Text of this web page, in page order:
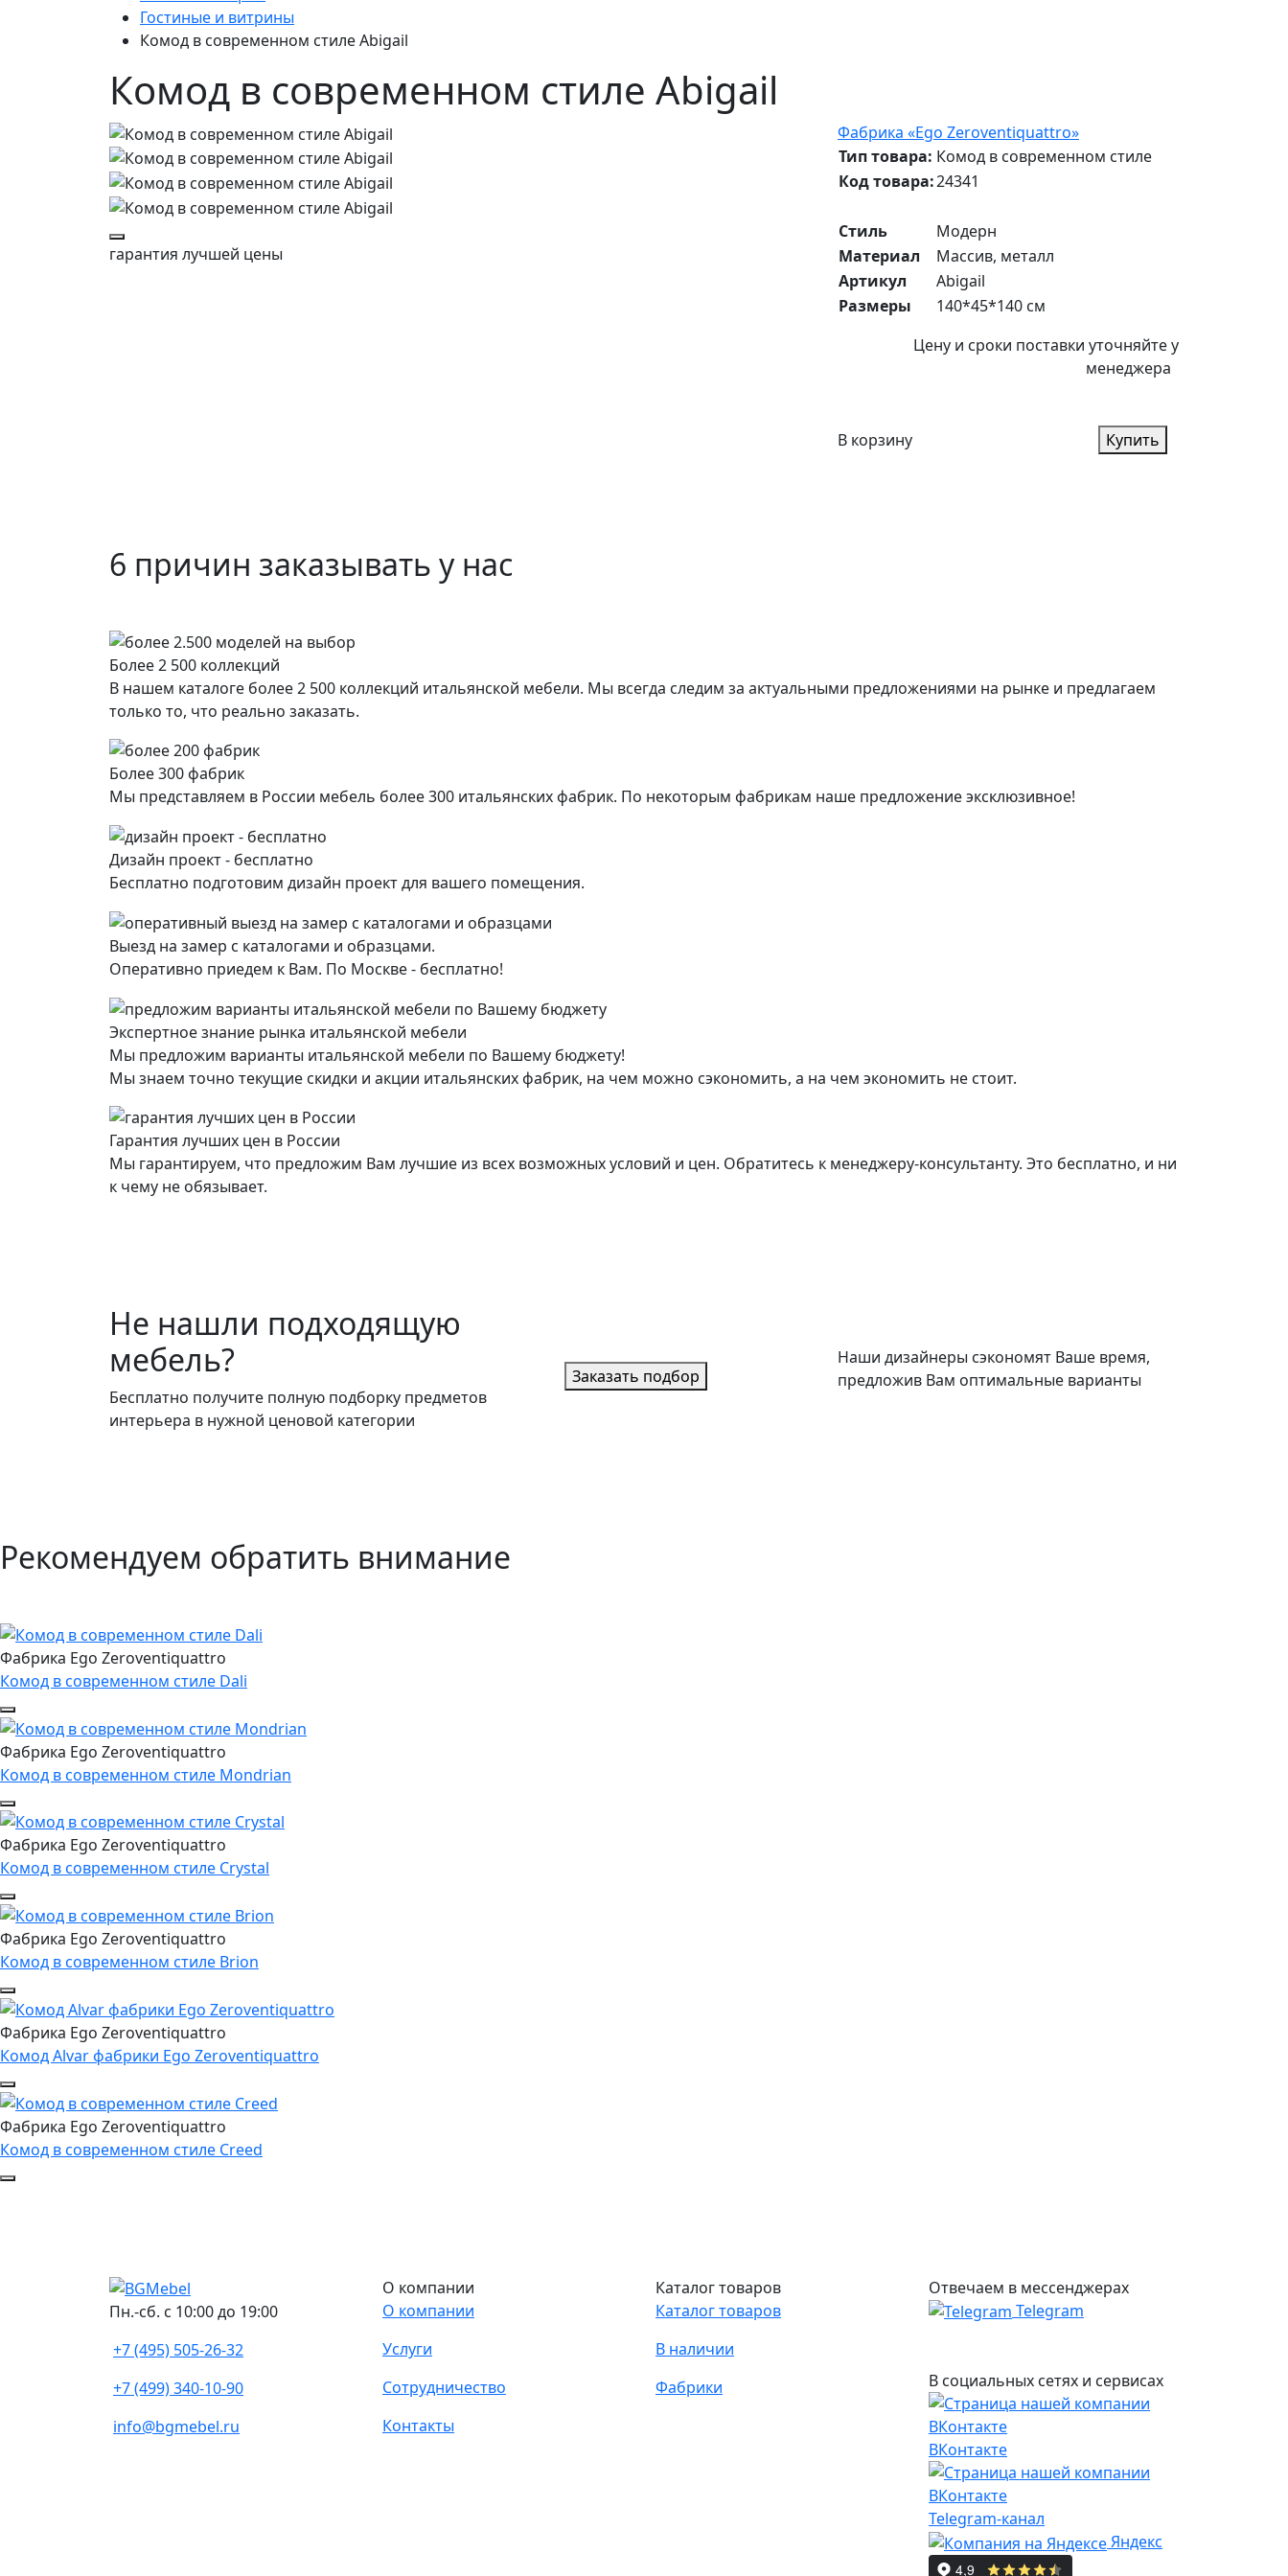
Гостиные и витрины
Комод в современном стиле Abigail
Комод в современном стиле Abigail
гарантия лучшей цены
Фабрика «Ego Zeroventiquattro»
Тип товара: Комод в современном стиле
Код товара:24341
Стиль
Модерн
Материал
Массив, металл
Артикул
Abigail
Размеры
140*45*140 см
Цену и сроки поставки уточняйте у
менеджера
В корзину Купить
6 причин заказывать у нас
Более 2 500 коллекций
В нашем каталоге более 2 500 коллекций итальянской мебели. Мы всегда следим за актуальными предложениями на рынке и предлагаем
только то, что реально заказать.
Более 300 фабрик
Мы представляем в России мебель более 300 итальянских фабрик. По некоторым фабрикам наше предложение эксклюзивное!
Дизайн проект - бесплатно
Бесплатно подготовим дизайн проект для вашего помещения.
Выезд на замер с каталогами и образцами.
Оперативно приедем к Вам. По Москве - бесплатно!
Экспертное знание рынка итальянской мебели
Мы предложим варианты итальянской мебели по Вашему бюджету!
Мы знаем точно текущие скидки и акции итальянских фабрик, на чем можно сэкономить, а на чем экономить не стоит.
Гарантия лучших цен в России
Мы гарантируем, что предложим Вам лучшие из всех возможных условий и цен. Обратитесь к менеджеру-консультанту. Это бесплатно, и ни
к чему не обязывает.
Не нашли подходящую
мебель?
Бесплатно получите полную подборку предметов
интерьера в нужной ценовой категории
Заказать подбор
Наши дизайнеры сэкономят Ваше время,
предложив Вам оптимальные варианты
Рекомендуем обратить внимание
Фабрика Ego Zeroventiquattro
Комод в современном стиле Dali
Фабрика Ego Zeroventiquattro
Комод в современном стиле Mondrian
Фабрика Ego Zeroventiquattro
Комод в современном стиле Crystal
Фабрика Ego Zeroventiquattro
Комод в современном стиле Brion
Фабрика Ego Zeroventiquattro
Комод Alvar фабрики Ego Zeroventiquattro
Фабрика Ego Zeroventiquattro
Комод в современном стиле Creed
Пн.-сб. с 10:00 до 19:00
+7 (495) 505-26-32
+7 (499) 340-10-90
info@bgmebel.ru
О компании
О компании
Услуги
Сотрудничество
Контакты
Каталог товаров
Каталог товаров
В наличии
Фабрики
Отвечаем в мессенджерах
Telegram
В социальных сетях и сервисах
ВКонтакте
Telegram-канал
Яндекс